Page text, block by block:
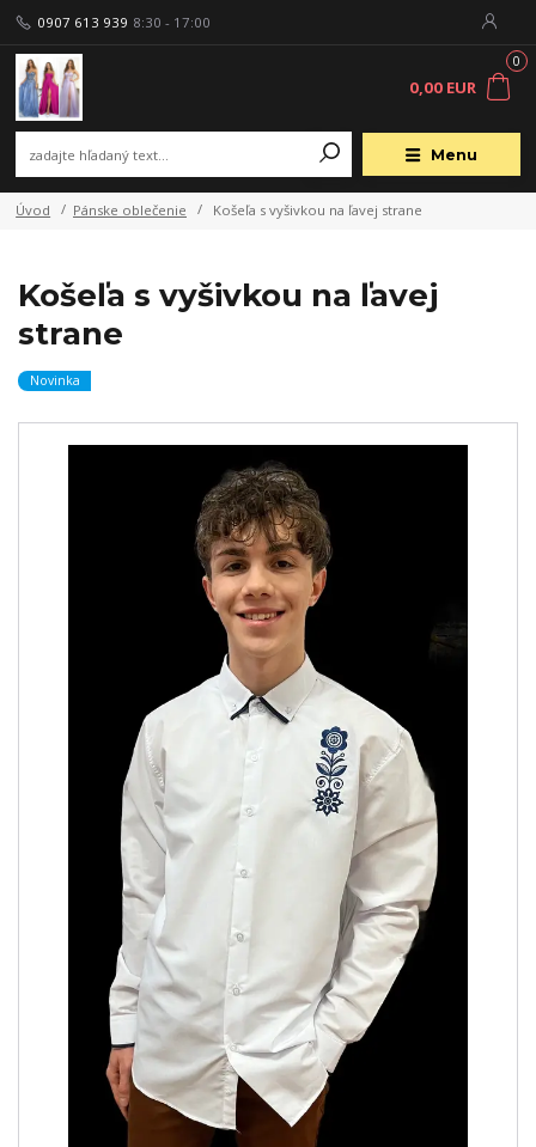
Menu
0907 613 939 8:30 - 17:00
0
0,00 EUR
Úvod Pánske oblečenie Košeľa s vyšivkou na ľavej strane
Košeľa s vyšivkou na ľavej
strane
Novinka